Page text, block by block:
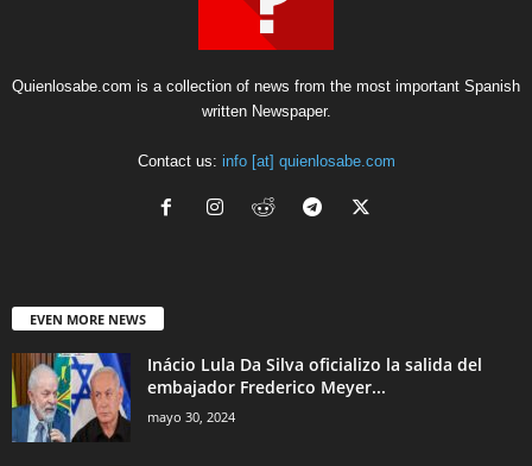
Quienlosabe.com is a collection of news from the most important Spanish
written Newspaper.
Contact us: info [at] quienlosabe.com
EVEN MORE NEWS
Inácio Lula Da Silva oficializo la salida del
embajador Frederico Meyer...
mayo 30, 2024